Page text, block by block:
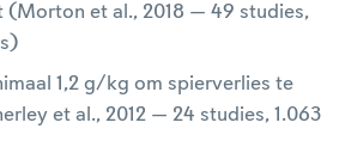
(Morton et al., 2018 — 49 studies,
1,2 g/kg om spierverlies te
et al., 2012 — 24 studies, 1.063